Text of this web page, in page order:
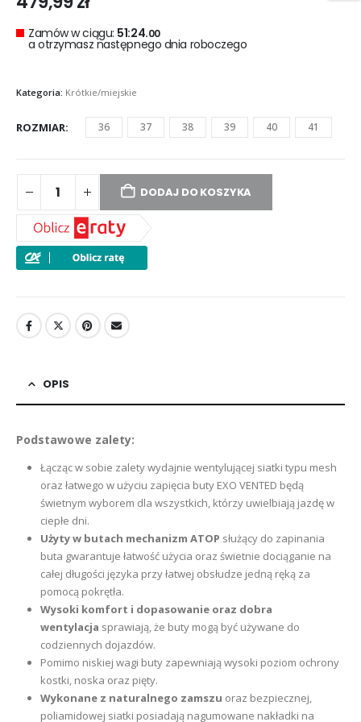
Zamów w ciągu: 51:24.00
a otrzymasz następnego dnia roboczego
Kategoria: Krótkie/miejskie
ROZMIAR 36 37 38 39 40 41
DODAJ DO KOSZYKA
OPIS
Podstawowe zalety:
Łącząc w sobie zalety wydajnie wentylującej siatki typu mesh
oraz łatwego w użyciu zapięcia buty EXO VENTED będą
świetnym wyborem dla wszystkich, którzy uwielbiają jazdę w
ciepłe dni.
Użyty w butach mechanizm ATOP służący do zapinania
buta gwarantuje łatwość użycia oraz świetnie dociąganie na
całej długości języka przy łatwej obsłudze jedną ręką za
pomocą pokrętła.
Wysoki komfort i dopasowanie oraz dobra
wentylacja sprawiają, że buty mogą być używane do
codziennych dojazdów.
Pomimo niskiej wagi buty zapewniają wysoki poziom ochrony
kostki, noska oraz pięty.
Wykonane z naturalnego zamszu oraz bezpiecznej,
poliamidowej siatki posiadają nagumowane nakładki na